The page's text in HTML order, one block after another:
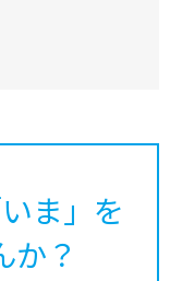
ま」を
か？